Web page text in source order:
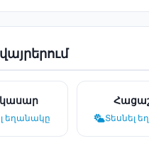
եղանակը Տեսնել